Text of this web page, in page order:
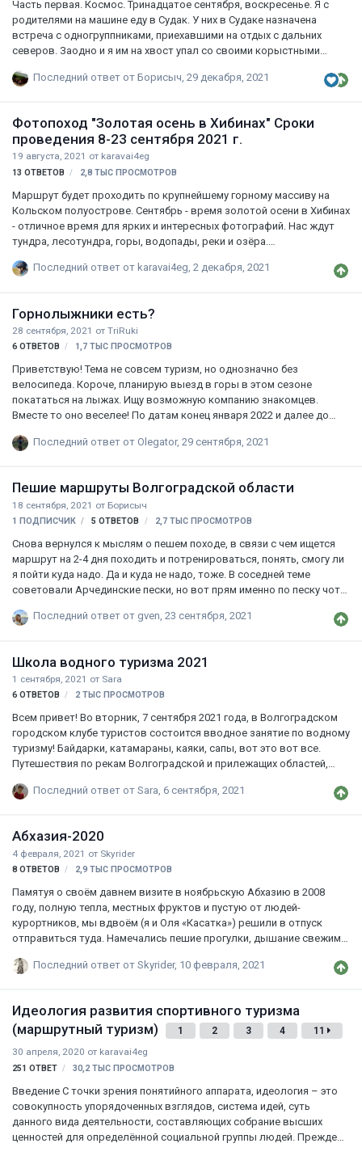
Часть первая. Космос. Тринадцатое сентября, воскресенье. Я с
родителями на машине еду в Судак. У них в Судаке назначена
встреча с одногруппниками, приехавшими на отдых с дальних
северов. Заодно и я им на хвост упал со своими корыстными
сходить в очень живописные места за Царским пляжем, но не
В Судак прибыли в восемь тридцать. Родители покатили дальше, а
я остался на въезде в город, на автостанции. Отсюда ходит
рейсовый автобус №5 на Новый Свет. Повезло, сел на автобус че…
Последний ответ от Борисыч 29 декабря, 2021
Фотопоход "Золотая осень в Хибинах" Сроки
проведения 8-23 сентября 2021 г.
19 августа, 2021 от karavai4eg
13 ОТВЕТОВ 2,8 ТЫС ПРОСМОТРОВ
Маршрут будет проходить по крупнейшему горному массиву на
Кольском полуострове. Сентябрь - время золотой осени в Хибинах
- отличное время для ярких и интересных фотографий. Нас ждут
тундра, лесотундра, горы, водопады, реки и озёра.
видовые точки для съемки масштабных пейзажей. Посетим и
Белая, Молибденовый рудник и столетнюю паровую машину. В это
время года есть вероятность увидеть и сфотографировать
Северное сияние. Подробнее здесь https://vk.com/id83652720
Последний ответ от karavai4eg, 2 декабря, 2021
Горнолыжники есть?
28 сентября, 2021 от TriRuki
6 ОТВЕТОВ 1,7 ТЫС ПРОСМОТРОВ
Приветствую! Тема не совсем туризм, но однозначно без
велосипеда. Короче, планирую выезд в горы в этом сезоне
покататься на лыжах. Ищу возможную компанию знакомцев.
Вместе то оно веселее! По датам конец января 2022 и далее до
Последний ответ от Olegator, 29 сентября, 2021
Пешие маршруты Волгоградской области
18 сентября, 2021 от Борисыч
1 ПОДПИСЧИК 5 ОТВЕТОВ 2,7 ТЫС ПРОСМОТРОВ
Снова вернулся к мыслям о пешем походе, в связи с чем ищется
маршрут на 2-4 дня походить и потренироваться, понять, смогу ли
я пойти куда надо. Да и куда не надо, тоже. В соседней теме
советовали Арчединские пески, но вот прям именно по песку чот
впадлу по нём ходить, я просто ненавижу песок, песочные пляжи и
маршрута, то почему бы и нет. Тренировка планируется теперь уже
на будущий год, на вторую половину апреля — начало мая. При
этом ещё хотелось бы максимального, насколько это конечно
возможн…
Последний ответ от gven, 23 сентября, 2021
Школа водного туризма 2021
1 сентября, 2021 от Sara
6 ОТВЕТОВ 2 ТЫС ПРОСМОТРОВ
Всем привет! Во вторник, 7 сентября 2021 года, в Волгоградском
городском клубе туристов состоится вводное занятие по водному
туризму! Байдарки, катамараны, каяки, сапы, вот это вот все.
Путешествия по рекам Волгоградской и прилежащих областей,
много всякого интересного. Приглашаем всех желающих в школу
похода (весной и летом). Всех желающих ждем в 18:30 в
помещении клуба по адресу: Академическая, 32 (вход с торца).
Группа школы в ВК: https://vk.com/vgoo_klub_turistov
Последний ответ от Sara 6 сентября, 2021
Абхазия-2020
4 февраля, 2021 от Skyrider
8 ОТВЕТОВ 2,9 ТЫС ПРОСМОТРОВ
Памятуя о своём давнем визите в ноябрьскую Абхазию в 2008
году, полную тепла, местных фруктов и пустую от людей-
курортников, мы вдвоём (я и Оля «Касатка») решили в отпуск
отправиться туда. Намечались пешие прогулки, дышание свежим
рукотворных достопримечательностей… ну, в общем, велы не
была выбрана Пицунда. Из Волгограда до Адлера доехали на
поезде. Приводя свою спутницу в некоторое нервическое
замешательство, я не стал заранее планировать, как добраться
Последний ответ от Skyrider, 10 февраля, 2021
Идеология развития спортивного туризма
(маршрутный туризм)
1 2 3 4
11
30 апреля, 2020 от karavai4eg
251 ОТВЕТ 30,2 ТЫС ПРОСМОТРОВ
Введение С точки зрения понятийного аппарата, идеология – это
совокупность упорядоченных взглядов, система идей, суть
данного вида деятельности, составляющих собрание высших
ценностей для определённой социальной группы людей. Прежде